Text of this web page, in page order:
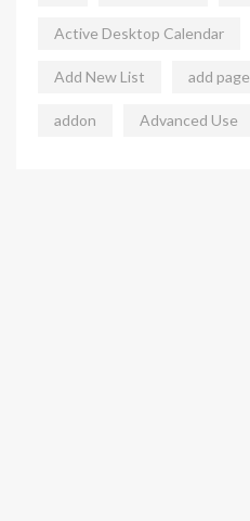
Active Desktop Calendar
Add New List add page
addon Advanced Use